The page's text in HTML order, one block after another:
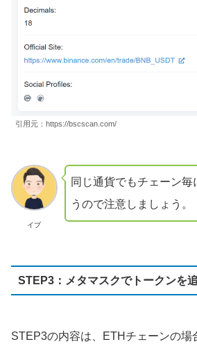
引用元：https://bscscan.com/
イブ
同じ通貨でもチェーン
うので注意しましょう。
STEP3：メタマスクでトークンを
STEP3の内容は、ETHチェーンの場